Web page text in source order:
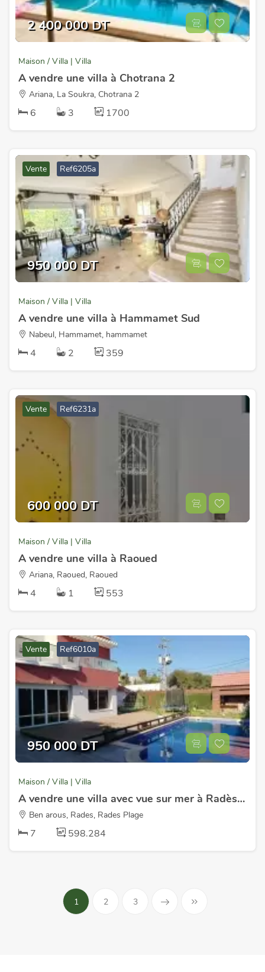
2 400 000 DT
Maison / Villa | Villa
A vendre une villa à Chotrana 2
Ariana, La Soukra, Chotrana 2
6 3 1700
Vente Ref6205a
950 000 DT
Maison / Villa | Villa
A vendre une villa à Hammamet Sud
Nabeul, Hammamet, hammamet
4 2 359
Vente Ref6231a
600 000 DT
Maison / Villa | Villa
A vendre une villa à Raoued
Ariana, Raoued, Raoued
4 1 553
Vente Ref6010a
950 000 DT
Maison / Villa | Villa
A vendre une villa avec vue sur mer à Radès Plage
Ben arous, Rades, Rades Plage
7 598.284
1 2 3